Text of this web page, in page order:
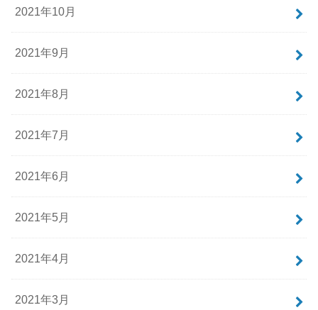
2021年10月
2021年9月
2021年8月
2021年7月
2021年6月
2021年5月
2021年4月
2021年3月